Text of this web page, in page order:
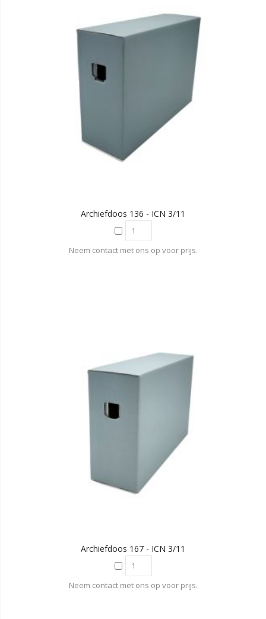
Archiefdoos 136 - ICN 3/11
Neem contact met ons op voor prijs.
Archiefdoos 167 - ICN 3/11
Neem contact met ons op voor prijs.